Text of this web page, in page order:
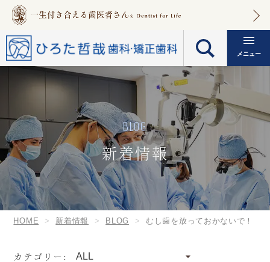
メニュー
BLOG
新着情報
HOME 新着情報 BLOG むし歯を放っておかないで！
カテゴリー: